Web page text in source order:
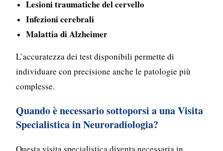
Lesioni traumatiche del cervello
Infezioni cerebrali
Malattia di Alzheimer
L’accuratezza dei test disponibili permette di
individuare con precisione anche le patologie più
complesse.
Quando è necessario sottoporsi a una Visita
Specialistica in Neuroradiologia?
Questa visita specialistica diventa necessaria in